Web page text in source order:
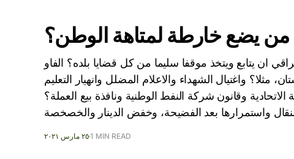
من يضع خارطة لمتاهة الوطن؟
ان يتابع ويتخذ موقفا سليما من كل قضايا بلده؟ الفاو
مثلا؟ واغتيال الشهداء والاعلام المضلل وانهيار التعليم
وقانون شركة النفط الوطنية ونافذة بيع العملة؟
واستمرارها بعد الفضيحة، وخفض الدينار والخصخصة
٢٥ مارس ٢٠٢١1 MIN READ